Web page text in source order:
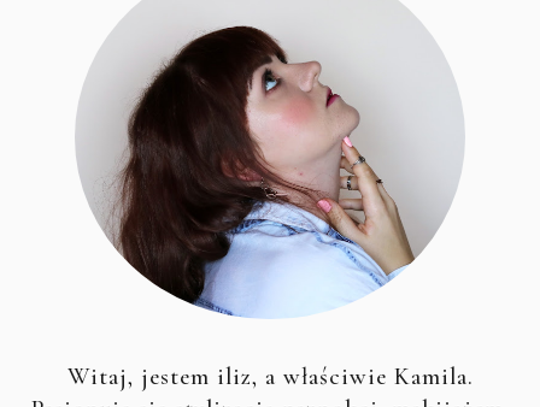
Witaj, jestem iliz, a właściwie Kamila.